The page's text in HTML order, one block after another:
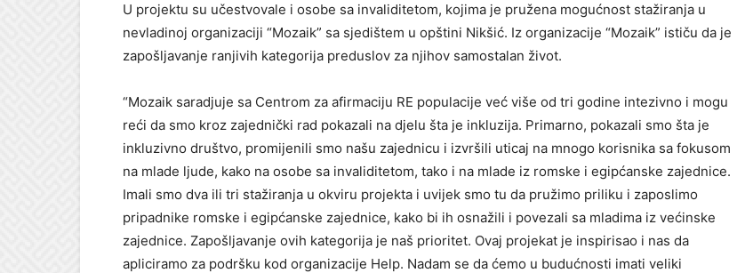
U projektu su učestvovale i osobe sa invaliditetom, kojima je pružena mogućnost stažiranja u
nevladinoj organizaciji “Mozaik” sa sjedištem u opštini Nikšić. Iz organizacije “Mozaik” ističu da je
zapošljavanje ranjivih kategorija preduslov za njihov samostalan život.
“Mozaik saradjuje sa Centrom za afirmaciju RE populacije već više od tri godine intezivno i mogu
reći da smo kroz zajednički rad pokazali na djelu šta je inkluzija. Primarno, pokazali smo šta je
inkluzivno društvo, promijenili smo našu zajednicu i izvršili uticaj na mnogo korisnika sa fokusom
na mlade ljude, kako na osobe sa invaliditetom, tako i na mlade iz romske i egipćanske zajednice.
Imali smo dva ili tri stažiranja u okviru projekta i uvijek smo tu da pružimo priliku i zaposlimo
pripadnike romske i egipćanske zajednice, kako bi ih osnažili i povezali sa mladima iz većinske
zajednice. Zapošljavanje ovih kategorija je naš prioritet. Ovaj projekat je inspirisao i nas da
apliciramo za podršku kod organizacije Help. Nadam se da ćemo u budućnosti imati veliki